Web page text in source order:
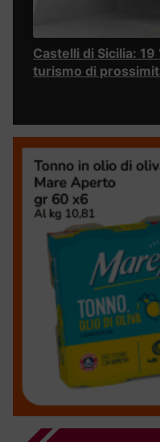
Castelli di Sicilia: 19
turismo di